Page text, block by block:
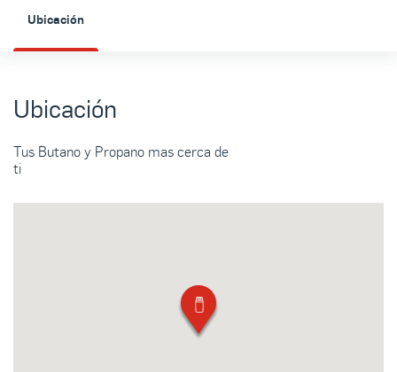
Ubicación
Ubicación
Tus Butano y Propano mas cerca de
ti